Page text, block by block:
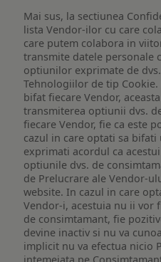
Mai sus, la sectiunea
lista Vendor-ilor cu care
care putem colabora in
transmite datele personale
optiunilor exprimate de
Tehnologiilor de tip
bifat fiecare Vendor,
transmiterea optiunii dvs.
fiecare Vendor, fie ca este
cazul in care optati sa
exprimati acordul ca
optiunile dvs. de
de Prelucrare ale Vendor-
website. In cazul in care
Vendor-i, acestuia nu ii vor
de consimtamant, fie
devine inactiv si nu va
implicit nu va efectua nicio